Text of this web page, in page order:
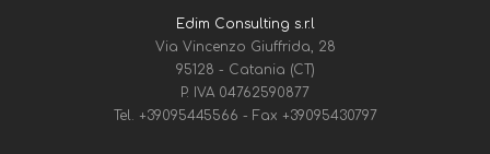
Edim Consulting s.r.l
Via Vincenzo Giuffrida, 28
95128 - Catania (CT)
P. IVA 04762590877
Tel.
+39095445566 - Fax +39095430797